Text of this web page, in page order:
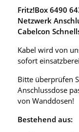
Fritz!Box 6490
Netzwerk
Cabelcon
Kabel wird von
sofort
Bitte überprüfen
Anschlussdose
von Wanddosen!
Bestehend aus: